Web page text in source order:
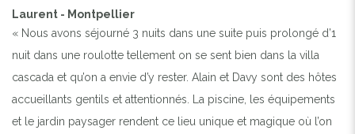
Laurent - Montpellier
« Nous avons séjourné 3 nuits dans une suite puis prolongé d’1
nuit dans une roulotte tellement on se sent bien dans la villa
cascada et qu’on a envie d’y rester. Alain et Davy sont des hôtes
accueillants gentils et attentionnés. La piscine, les équipements
et le jardin paysager rendent ce lieu unique et magique où l’on